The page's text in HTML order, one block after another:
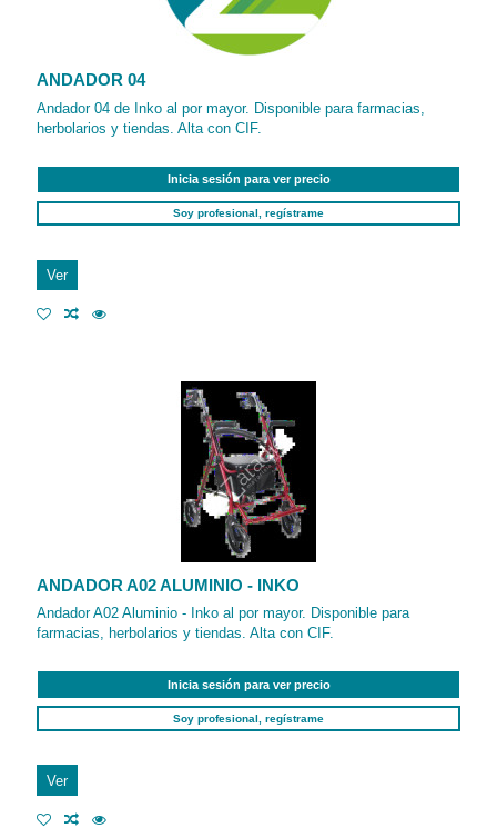
ANDADOR 04
Andador 04 de Inko al por mayor. Disponible para farmacias,
herbolarios y tiendas. Alta con CIF.
Inicia sesión para ver precio
Soy profesional, regístrame
Ver
ANDADOR A02 ALUMINIO - INKO
Andador A02 Aluminio - Inko al por mayor. Disponible para
farmacias, herbolarios y tiendas. Alta con CIF.
Inicia sesión para ver precio
Soy profesional, regístrame
Ver